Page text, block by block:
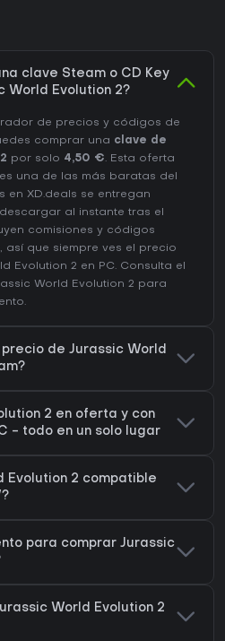
clave Steam o CD Key
World Evolution 2?
de precios y códigos de
comprar una clave de
por solo 4,50 €. Esta oferta
una de las más baratas del
en XD.deals se entregan
al instante tras el
comisiones y códigos
que siempre ves el precio
Evolution 2 en PC. Consulta el
World Evolution 2 para
de Jurassic World
2 en oferta y con
- todo en un solo lugar
Evolution 2 compatible
para comprar Jurassic
World Evolution 2